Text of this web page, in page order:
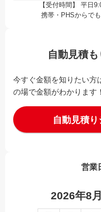
【受付時間】 平日
携帯・PHSからで
自動見積
今すぐ金額を知りたい方
の場で金額がわかります！
自動見積
営業
2026年8月